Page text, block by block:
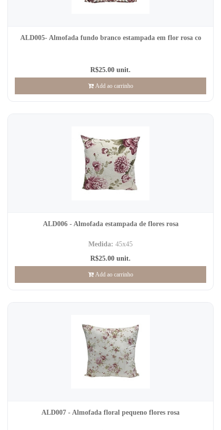
ALD005- Almofada fundo branco estampada em flor rosa co
R$25.00 unit.
Add ao carrinho
ALD006 - Almofada estampada de flores rosa
Medida: 45x45
R$25.00 unit.
Add ao carrinho
ALD007 - Almofada floral pequeno flores rosa